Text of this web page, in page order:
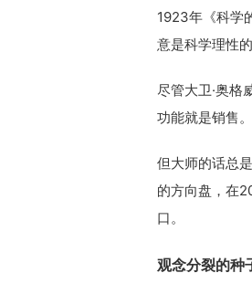
1923年《科学
意是科学理性
尽管大卫·奥格
功能就是销售。
但大师的话总
的方向盘，在
口。
观念分裂的种